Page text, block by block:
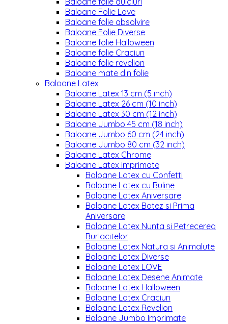
Baloane Folie Love
Baloane folie absolvire
Baloane Folie Diverse
Baloane folie Halloween
Baloane folie Craciun
Baloane folie revelion
Baloane mate din folie
Baloane Latex
Baloane Latex 13 cm (5 inch)
Baloane Latex 26 cm (10 inch)
Baloane Latex 30 cm (12 inch)
Baloane Jumbo 45 cm (18 inch)
Baloane Jumbo 60 cm (24 inch)
Baloane Jumbo 80 cm (32 inch)
Baloane Latex Chrome
Baloane Latex imprimate
Baloane Latex cu Confetti
Baloane Latex cu Buline
Baloane Latex Aniversare
Baloane Latex Botez si Prima
Aniversare
Baloane Latex Nunta si Petrecerea
Burlacitelor
Baloane Latex Natura si Animalute
Baloane Latex Diverse
Baloane Latex LOVE
Baloane Latex Desene Animate
Baloane Latex Halloween
Baloane Latex Craciun
Baloane Latex Revelion
Baloane Jumbo Imprimate